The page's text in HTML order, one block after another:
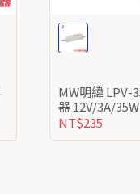
MW明緯 LPV-35-12 LED電源供應
器 12V/3A/35W
NT$235